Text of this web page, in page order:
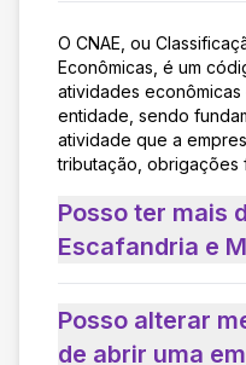
O CNAE, ou
Econômicas, é um
atividades
entidade, sendo
atividade que a
tributação, obrigações
Posso ter mais
Escafandria e
Posso alterar
de abrir uma